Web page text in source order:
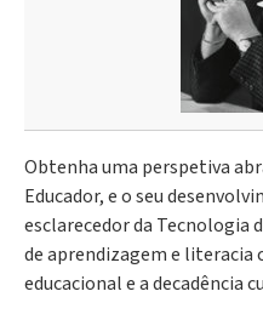
Obtenha uma perspetiva
Educador, e o seu
esclarecedor da Tecnologia
de aprendizagem e literacia
educacional e a decadência